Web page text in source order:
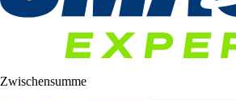
Zwischensumme